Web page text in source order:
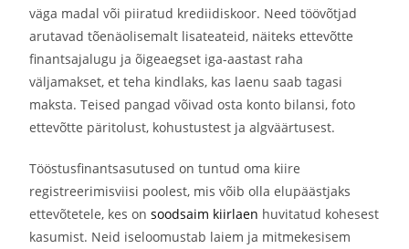
väga madal või piiratud krediidiskoor. Need töövõtjad
arutavad tõenäolisemalt lisateateid, näiteks ettevõtte
finantsajalugu ja õigeaegset iga-aastast raha
väljamakset, et teha kindlaks, kas laenu saab tagasi
maksta. Teised pangad võivad osta konto bilansi, foto
ettevõtte päritolust, kohustustest ja algväärtusest.
Tööstusfinantsasutused on tuntud oma kiire
registreerimisviisi poolest, mis võib olla elupäästjaks
ettevõtetele, kes onsoodsaim kiirlaen huvitatud kohesest
kasumist. Neid iseloomustab laiem ja mitmekesisem